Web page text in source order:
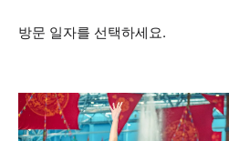
방문 일자를 선택하세요.